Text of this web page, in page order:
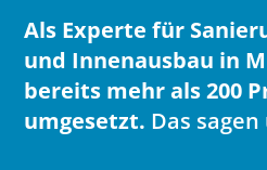
Als Experte für
und Innenausbau in
bereits mehr als 200
umgesetzt. Das